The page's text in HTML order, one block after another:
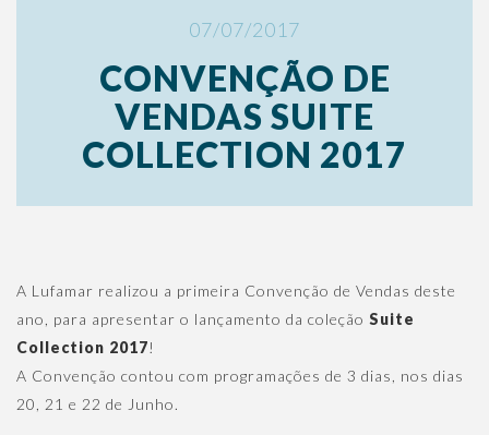
07/07/2017
CONVENÇÃO DE
VENDAS SUITE
COLLECTION 2017
A Lufamar realizou a primeira Convenção de Vendas deste
ano, para apresentar o lançamento da coleção Suite
Collection 2017!
A Convenção contou com programações de 3 dias, nos dias
20, 21 e 22 de Junho.